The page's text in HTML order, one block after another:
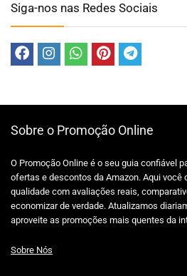
Siga-nos nas Redes Sociais
Sobre o Promoção Online
O Promoção Online é o seu guia confiável
ofertas e descontos da Amazon. Aqui você
qualidade com avaliações reais,
economizar de verdade. Atualizamos
aproveite as promoções mais quentes da
Sobre Nós